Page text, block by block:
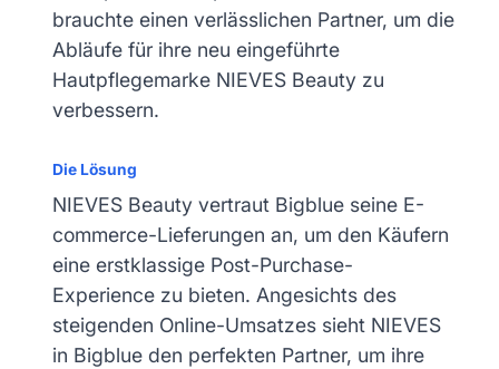
brauchte einen verlässlichen Partner, um die
Abläufe für ihre neu eingeführte
Hautpflegemarke NIEVES Beauty zu
verbessern.
Die Lösung
NIEVES Beauty vertraut Bigblue seine E-
commerce-Lieferungen an, um den Käufern
eine erstklassige Post-Purchase-
Experience zu bieten. Angesichts des
steigenden Online-Umsatzes sieht NIEVES
in Bigblue den perfekten Partner, um ihre